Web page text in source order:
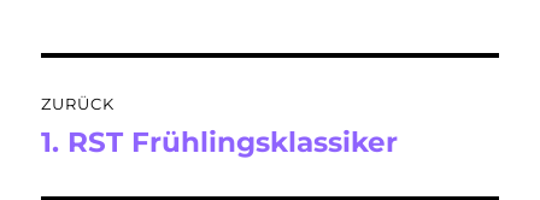
ZURÜCK
Vorheriger
1. RST Frühlingsklassiker